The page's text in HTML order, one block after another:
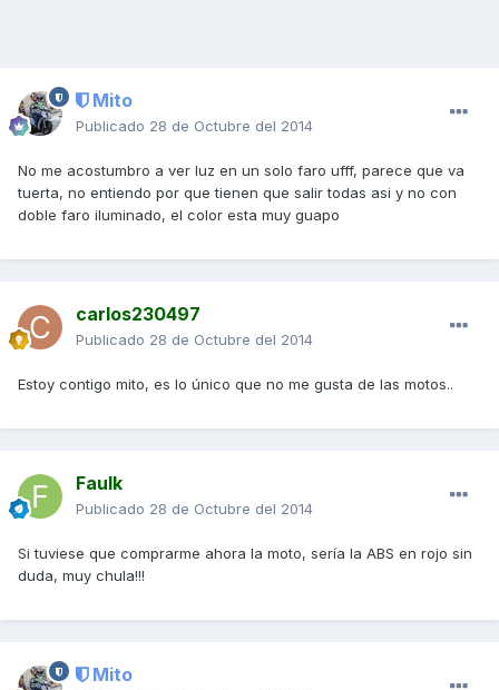
Mito
Publicado 28 de Octubre del 2014
No me acostumbro a ver luz en un solo faro ufff, parece que va
tuerta, no entiendo por que tienen que salir todas asi y no con
doble faro iluminado, el color esta muy guapo
carlos230497
Publicado 28 de Octubre del 2014
Estoy contigo mito, es lo único que no me gusta de las motos..
Faulk
Publicado 28 de Octubre del 2014
Si tuviese que comprarme ahora la moto, sería la ABS en rojo sin
duda, muy chula!!!
Mito